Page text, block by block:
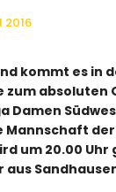
2016
kommt es in
zum
Damen
der
um 20.00 Uhr
aus